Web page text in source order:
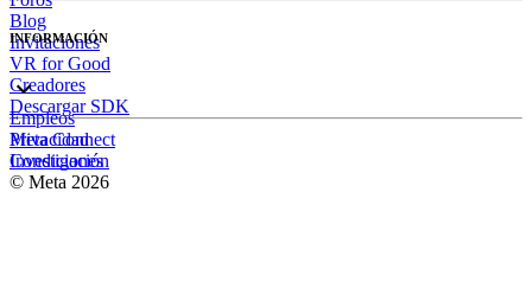
Blog
Invitaciones
VR for Good
Creadores
Descargar SDK
INFORMACIÓN
Empleos
Meta Connect
Investigación
Privacidad
Condiciones
© Meta 2026